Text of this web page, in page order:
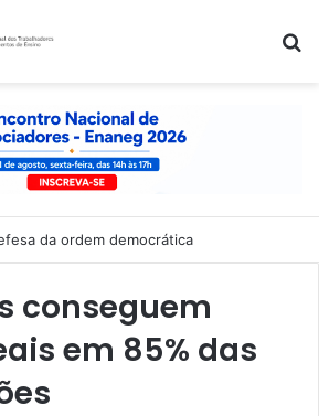
da ordem democrática
conseguem
em 85% das